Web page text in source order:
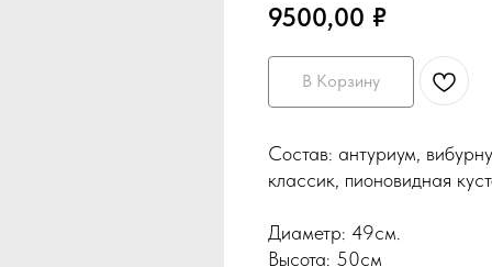
9500,00 ₽
В Корзину
Состав: антуриум,
классик, пионовидная
Диаметр: 49см.
Высота: 50см